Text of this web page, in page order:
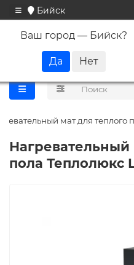
Бийск
Ваш город — Бийск?
мат для теплого
Нагревательный
пола Теплолюкс